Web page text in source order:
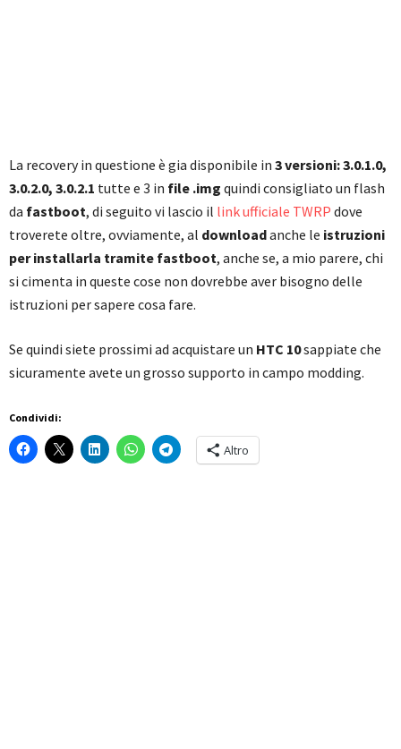
La recovery in questione è gia disponibile in 3 versioni: 3.0.1.0,
3.0.2.0, 3.0.2.1 tutte e 3 in file .img quindi consigliato un flash
da fastboot, di seguito vi lascio il link ufficiale TWRP dove
troverete oltre, ovviamente, al downloadanche le istruzioni
per installarla tramite fastboot, anche se, a mio parere, chi
si cimenta in queste cose non dovrebbe aver bisogno delle
istruzioni per sapere cosa fare.
Se quindi siete prossimi ad acquistare un HTC 10sappiate che
sicuramente avete un grosso supporto in campo modding.
Condividi:
Altro